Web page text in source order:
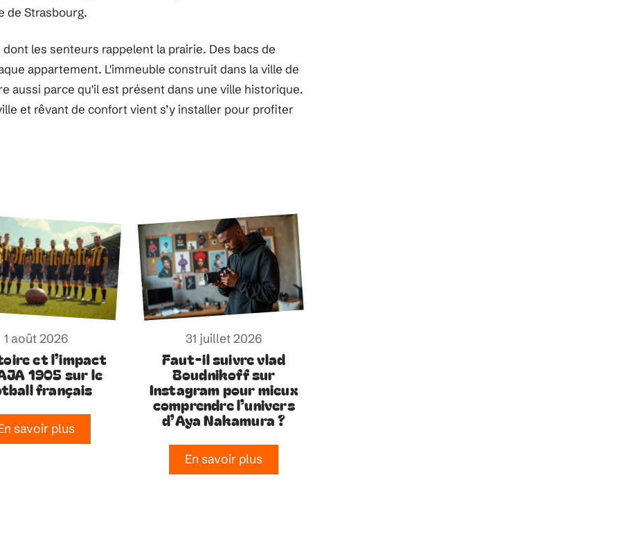
de Strasbourg.
dont les senteurs rappelent la prairie. Des bacs de
appartement. L'immeuble construit dans la ville de
aussi parce qu'il est présent dans une ville historique.
et rêvant de confort vient s’y installer pour profiter
1 août 2026
et l’impact
1905 sur le
français
savoir plus
31 juillet 2026
Faut-il suivre vlad
Boudnikoff sur
Instagram pour mieux
comprendre l’univers
d’Aya Nakamura ?
En savoir plus